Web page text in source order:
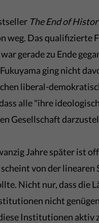
The End of
weg. Das qualifizierte
gerade zu Ende
ging nicht
liberal-
alle "ihre
Gesellschaft
Jahre später ist
von der linearen
Nicht nur, dass die
nicht
Institutionen aktiv